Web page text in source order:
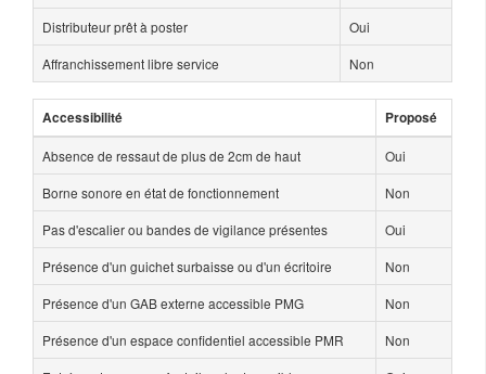
Distributeur prêt à poster
Oui
Affranchissement libre service
Non
Accessibilité Proposé
Absence de ressaut de plus de 2cm de haut
Oui
Borne sonore en état de fonctionnement
Non
Pas d'escalier ou bandes de vigilance présentes
Oui
Présence d'un guichet surbaisse ou d'un écritoire
Non
Présence d'un GAB externe accessible PMG
Non
Présence d'un espace confidentiel accessible PMR
Non